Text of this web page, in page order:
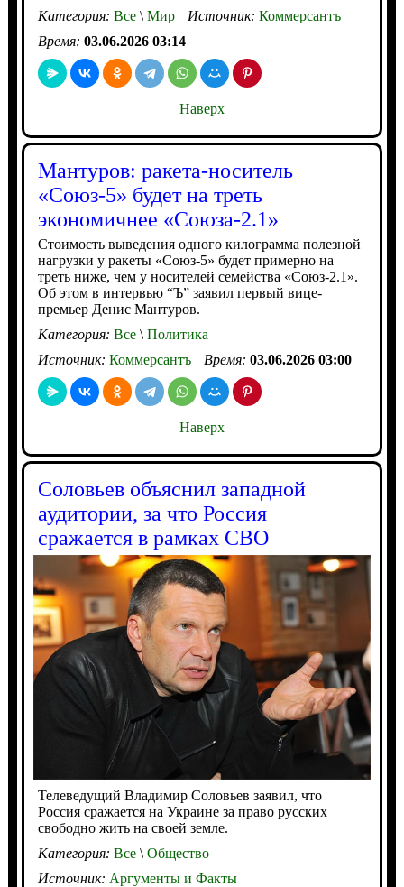
Категория: Все\Мир Источник: Коммерсантъ
Время: 03.06.2026 03:14
Наверх
Мантуров: ракета-носитель
«Союз-5» будет на треть
экономичнее «Союза-2.1»
Стоимость выведения одного килограмма полезной
нагрузки у ракеты «Союз-5» будет примерно на
треть ниже, чем у носителей семейства «Союз-2.1».
Об этом в интервью “Ъ” заявил первый вице-
премьер Денис Мантуров.
Категория: Все\Политика
Источник: Коммерсантъ Время: 03.06.2026 03:00
Наверх
Соловьев объяснил западной
аудитории, за что Россия
сражается в рамках СВО
Телеведущий Владимир Соловьев заявил, что
Россия сражается на Украине за право русских
свободно жить на своей земле.
Категория: Все\Общество
Источник: Аргументы и Факты